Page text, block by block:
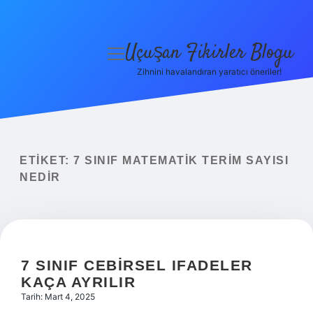
Yasal Uyarı
menüyü
Uçuşan Fikirler Blogu
Zihnini havalandıran yaratıcı öneriler!
ETIKET: 7 SINIF MATEMATIK TERIM SAYISI
NEDIR
7 SINIF CEBIRSEL IFADELER
KAÇA AYRILIR
Tarih: Mart 4, 2025